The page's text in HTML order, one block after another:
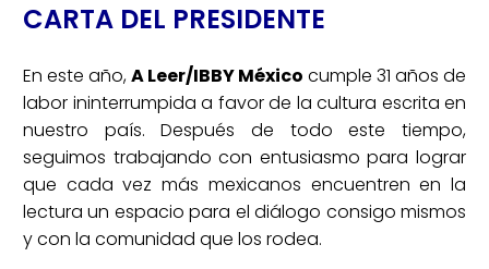
CARTA DEL PRESIDENTE
En este año,A Leer/IBBY México cumple 31 años de
labor ininterrumpida a favor de la cultura escrita en
nuestro país. Después de todo este tiempo,
seguimos trabajando con entusiasmo para lograr
que cada vez más mexicanos encuentren en la
lectura un espacio para el diálogo consigo mismos
y con la comunidad que los rodea.